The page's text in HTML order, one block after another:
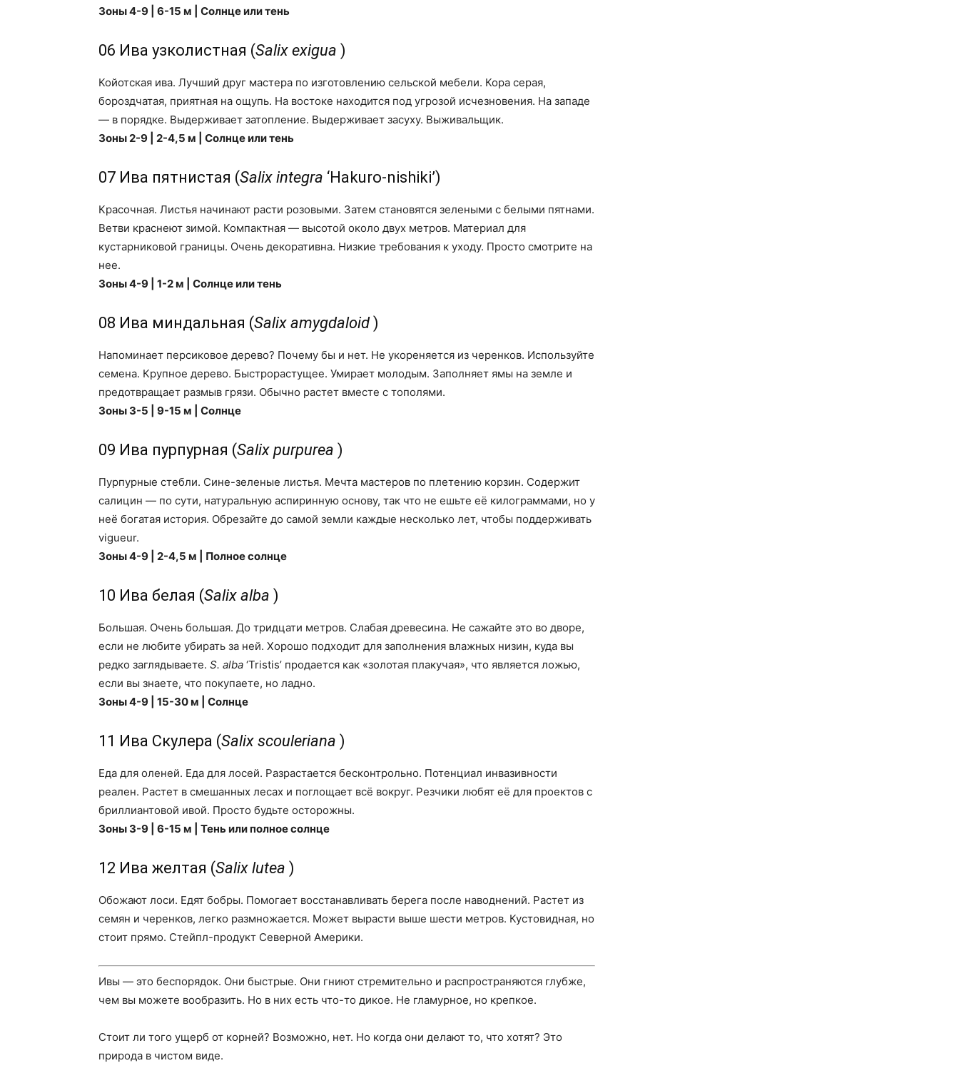
Зоны 4-9 | 6-15 м | Солнце или тень
06 Ива узколистная (Salix exigua )
Койотская ива. Лучший друг мастера по изготовлению сельской мебели. Кора серая,
бороздчатая, приятная на ощупь. На востоке находится под угрозой исчезновения. На западе
— в порядке. Выдерживает затопление. Выдерживает засуху. Выживальщик.
Зоны 2-9 | 2-4,5 м | Солнце или тень
07 Ива пятнистая (Salix integra ‘Hakuro-nishiki’)
Красочная. Листья начинают расти розовыми. Затем становятся зелеными с белыми пятнами.
Ветви краснеют зимой. Компактная — высотой около двух метров. Материал для
кустарниковой границы. Очень декоративна. Низкие требования к уходу. Просто смотрите на
нее.
Зоны 4-9 | 1-2 м | Солнце или тень
08 Ива миндальная (Salix amygdaloid)
Напоминает персиковое дерево? Почему бы и нет. Не укореняется из черенков. Используйте
семена. Крупное дерево. Быстрорастущее. Умирает молодым. Заполняет ямы на земле и
предотвращает размыв грязи. Обычно растет вместе с тополями.
Зоны 3-5 | 9-15 м | Солнце
09 Ива пурпурная (Salix purpurea )
Пурпурные стебли. Сине-зеленые листья. Мечта мастеров по плетению корзин. Содержит
салицин — по сути, натуральную аспиринную основу, так что не ешьте её килограммами, но у
неё богатая история. Обрезайте до самой земли каждые несколько лет, чтобы поддерживать
vigueur.
Зоны 4-9 | 2-4,5 м | Полное солнце
10 Ива белая (Salix alba )
Большая. Очень большая. До тридцати метров. Слабая древесина. Не сажайте это во дворе,
если не любите убирать за ней. Хорошо подходит для заполнения влажных низин, куда вы
редко заглядываете. S. alba ‘Tristis’ продается как «золотая плакучая», что является ложью,
если вы знаете, что покупаете, но ладно.
Зоны 4-9 | 15-30 м | Солнце
11 Ива Скулера (Salix scouleriana )
Еда для оленей. Еда для лосей. Разрастается бесконтрольно. Потенциал инвазивности
реален. Растет в смешанных лесах и поглощает всё вокруг. Резчики любят её для проектов с
бриллиантовой ивой. Просто будьте осторожны.
Зоны 3-9 | 6-15 м | Тень или полное солнце
12 Ива желтая (Salix lutea )
Обожают лоси. Едят бобры. Помогает восстанавливать берега после наводнений. Растет из
семян и черенков, легко размножается. Может вырасти выше шести метров. Кустовидная, но
стоит прямо. Стейпл-продукт Северной Америки.
Ивы — это беспорядок. Они быстрые. Они гниют стремительно и распространяются глубже,
чем вы можете вообразить. Но в них есть что-то дикое. Не гламурное, но крепкое.
Стоит ли того ущерб от корней? Возможно, нет. Но когда они делают то, что хотят? Это
природа в чистом виде.